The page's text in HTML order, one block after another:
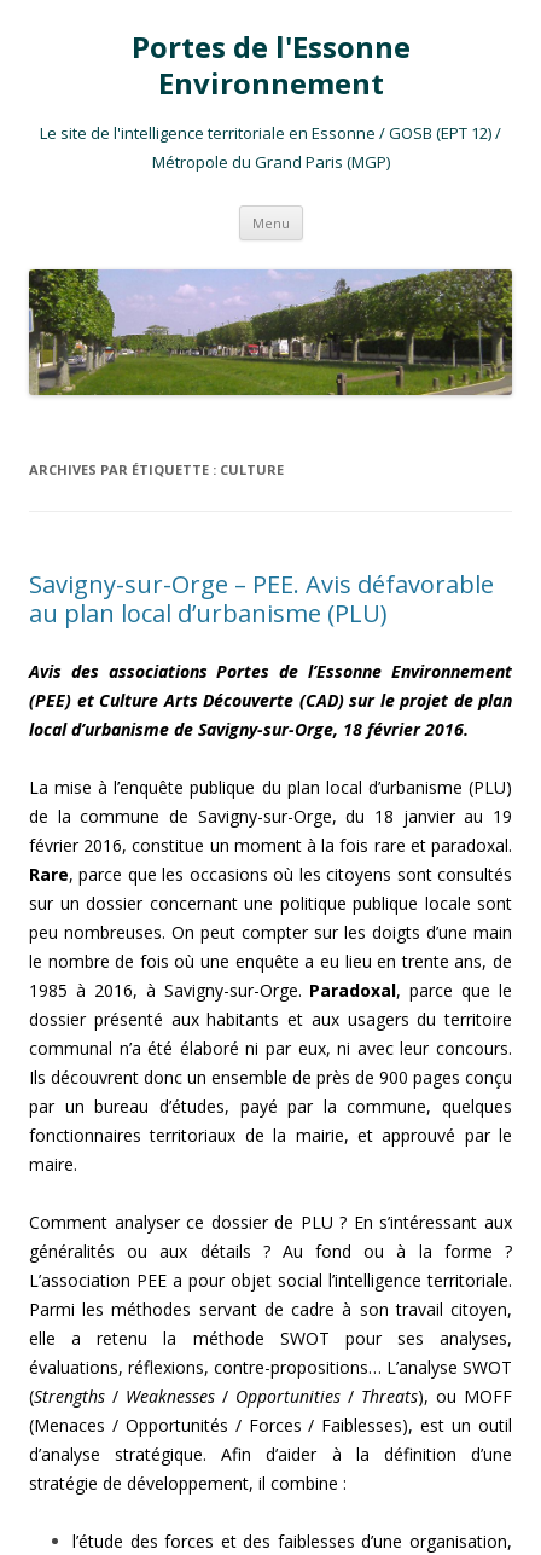
Portes de l'Essonne
Environnement
Le site de l'intelligence territoriale en Essonne / GOSB (EPT 12) /
Métropole du Grand Paris (MGP)
Menu Aller au contenu
ARCHIVES PAR ÉTIQUETTE : CULTURE
Savigny-sur-Orge – PEE. Avis défavorable
au plan local d’urbanisme (PLU)
Avis des associations Portes de l’Essonne Environnement
(PEE) et Culture Arts Découverte (CAD) sur le projet de plan
local d’urbanisme de Savigny-sur-Orge, 18 février 2016.
La mise à l’enquête publique du plan local d’urbanisme (PLU)
de la commune de Savigny-sur-Orge, du 18 janvier au 19
février 2016, constitue un moment à la fois rare et paradoxal.
Rare, parce que les occasions où les citoyens sont consultés
sur un dossier concernant une politique publique locale sont
peu nombreuses. On peut compter sur les doigts d’une main
le nombre de fois où une enquête a eu lieu en trente ans, de
1985 à 2016, à Savigny-sur-Orge. Paradoxal, parce que le
dossier présenté aux habitants et aux usagers du territoire
communal n’a été élaboré ni par eux, ni avec leur concours.
Ils découvrent donc un ensemble de près de 900 pages conçu
par un bureau d’études, payé par la commune, quelques
fonctionnaires territoriaux de la mairie, et approuvé par le
maire.
Comment analyser ce dossier de PLU ? En s’intéressant aux
généralités ou aux détails ? Au fond ou à la forme ?
L’association PEE a pour objet social l’intelligence territoriale.
Parmi les méthodes servant de cadre à son travail citoyen,
elle a retenu la méthode SWOT pour ses analyses,
évaluations, réflexions, contre-propositions… L’analyse SWOT
(Strengths / Weaknesses / Opportunities / Threats), ou MOFF
(Menaces / Opportunités / Forces / Faiblesses), est un outil
d’analyse stratégique. Afin d’aider à la définition d’une
stratégie de développement, il combine :
l’étude des forces et des faiblesses d’une organisation,